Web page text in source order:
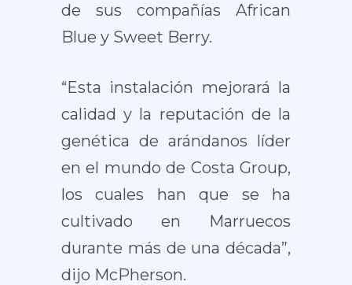
de sus compañías African
Blue y Sweet Berry.
“Esta instalación mejorará la
calidad y la reputación de la
genética de arándanos líder
en el mundo de Costa Group,
los cuales han que se ha
cultivado en Marruecos
durante más de una década”,
dijo McPherson.